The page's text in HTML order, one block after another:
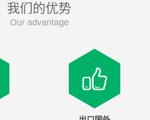
我们的优势
Our advantage